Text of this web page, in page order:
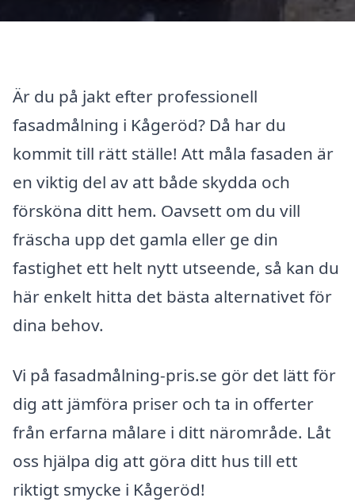
Är du på jakt efter professionell
fasadmålning i Kågeröd? Då har du
kommit till rätt ställe! Att måla fasaden är
en viktig del av att både skydda och
försköna ditt hem. Oavsett om du vill
fräscha upp det gamla eller ge din
fastighet ett helt nytt utseende, så kan du
här enkelt hitta det bästa alternativet för
dina behov.
Vi på fasadmålning-pris.se gör det lätt för
dig att jämföra priser och ta in offerter
från erfarna målare i ditt närområde. Låt
oss hjälpa dig att göra ditt hus till ett
riktigt smycke i Kågeröd!